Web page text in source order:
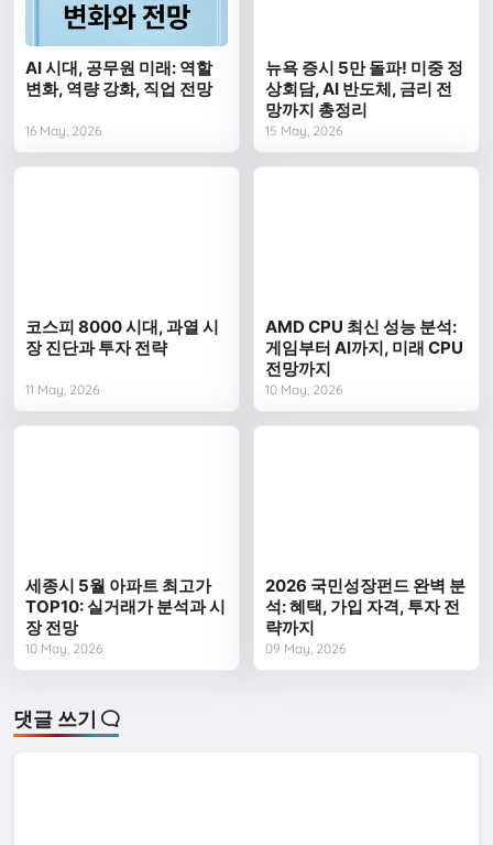
AI 시대, 공무원 미래: 역할
변화, 역량 강화, 직업 전망
16 May, 2026
뉴욕 증시 5만 돌파! 미중 정
상회담, AI 반도체, 금리 전
망까지 총정리
15 May, 2026
코스피 8000 시대, 과열 시
장 진단과 투자 전략
11 May, 2026
AMD CPU 최신 성능 분석:
게임부터 AI까지, 미래 CPU
전망까지
10 May, 2026
세종시 5월 아파트 최고가
TOP10: 실거래가 분석과 시
장 전망
10 May, 2026
2026 국민성장펀드 완벽 분
석: 혜택, 가입 자격, 투자 전
략까지
09 May, 2026
댓글 쓰기